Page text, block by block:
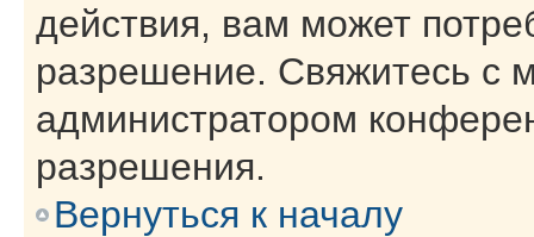
действия, вам может
разрешение. Свяжитесь с
администратором
разрешения.
Вернуться к началу